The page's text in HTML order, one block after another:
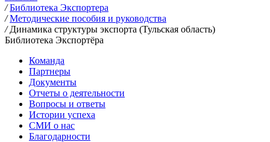
/ Библиотека Экспортера
/ Методические пособия и руководства
/ Динамика структуры экспорта (Тульская область)
Библиотека Экспортёра
Команда
Партнеры
Документы
Отчеты о деятельности
Вопросы и ответы
Истории успеха
СМИ о нас
Благодарности